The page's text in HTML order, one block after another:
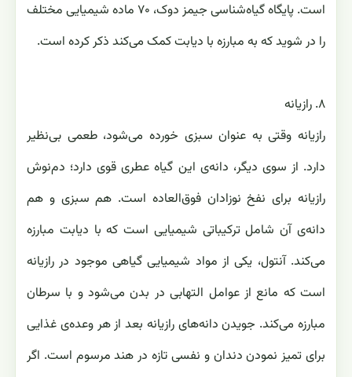
است. پایگاه گیاه‌شناسی جیمز دوک، ۷۰ ماده شیمیایی مختلف
را در شوید که به مبارزه با دیابت کمک می‌کند ذکر کرده است.
۸. رازیانه
رازیانه وقتی به عنوان سبزی خورده می‌شود، طعمی بی‌نظیر
دارد. از سوی دیگر، دانه‌ی این گیاه عطری قوی‌ دارد؛ دم‌نوش
رازیانه برای نفخ نوزادان فوق‌العاده است. هم سبزی و هم
دانه‌ی آن شامل ترکیباتی شیمیایی است که با دیابت مبارزه
می‌کند. آنتول، یکی از مواد شیمیایی گیاهی موجود در رازیانه
است که مانع از عوامل التهابی در بدن می‌شود و با سرطان
مبارزه می‌کند. جویدن دانه‌های رازیانه بعد از هر وعده‌ی غذایی
برای تمیز نمودن دندان و نفسی تازه در هند مرسوم است. اگر